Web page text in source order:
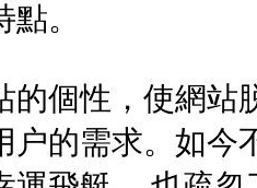
。
的個性，使網站
户的需求。如今